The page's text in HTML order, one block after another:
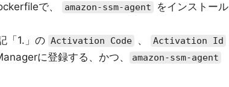
で、
amazon-ssm-agent
をインストール
「1.」の Activation Code 、 Activation Id
に登録する、かつ、 amazon-ssm-agent